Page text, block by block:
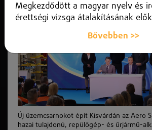
Új üzemcsarnokot épít Kisvárdán az Aero
hazai tulajdonú, repülőgép- és űrjármű-
Megkezdődött a magyar nyelv és
érettségi vizsga átalakításának
Bővebben >>